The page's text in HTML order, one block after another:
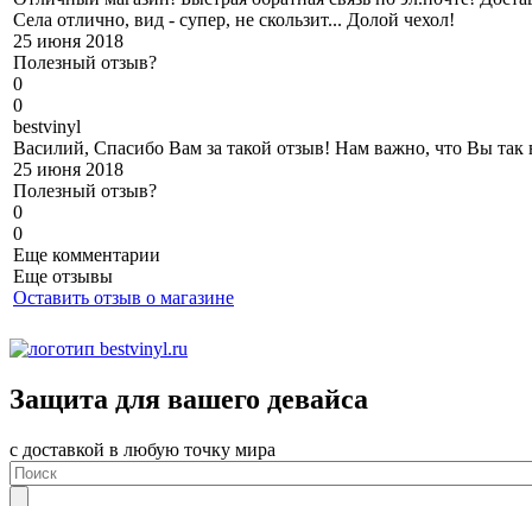
Села отлично, вид - супер, не скользит... Долой чехол!
25 июня 2018
Полезный отзыв?
0
0
bestvinyl
Василий, Спасибо Вам за такой отзыв! Нам важно, что Вы так
25 июня 2018
Полезный отзыв?
0
0
Еще комментарии
Еще отзывы
Оставить отзыв о магазине
Защита для вашего девайса
с доставкой в любую точку мира